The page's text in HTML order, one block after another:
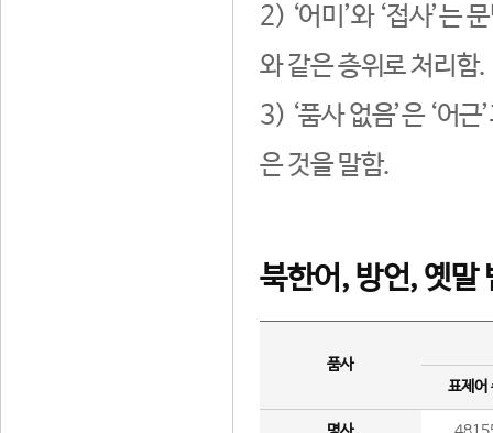
2) ‘어미’와 ‘접사’는
와 같은 층위로 처리함.
3) ‘품사 없음’은 ‘어
은 것을 말함.
북한어, 방언, 옛말
품사
표제어